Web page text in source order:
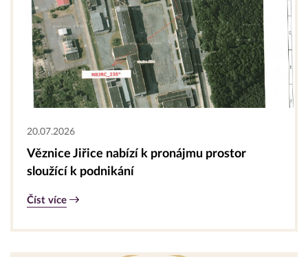
20.07.2026
Věznice Jiřice nabízí k pronájmu prostor
sloužící k podnikání
Číst více